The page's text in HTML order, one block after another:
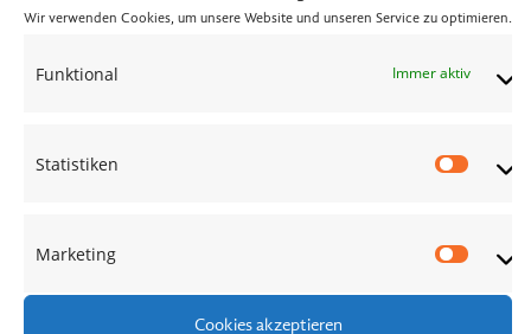
Wir verwenden Cookies, um unsere Website und unseren Service zu optimieren.
Funktional Immer aktiv
Statistiken
Marketing
Cookies akzeptieren
Planung und Realisierung anvertrauen.
Ihr weiteres gemeinsames Leben begleiten - über die